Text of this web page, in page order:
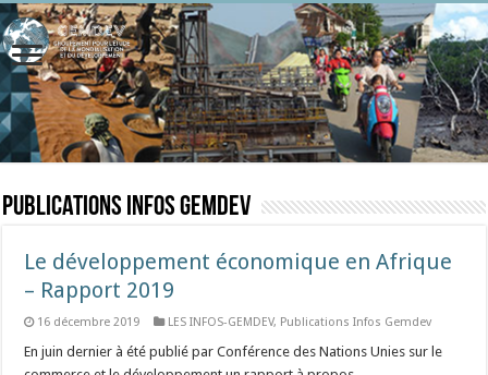
Publications Infos Gemdev
Le développement économique en Afrique
– Rapport 2019
16 décembre 2019 LES INFOS-GEMDEV, Publications Infos Gemdev
En juin dernier à été publié par Conférence des Nations Unies sur le